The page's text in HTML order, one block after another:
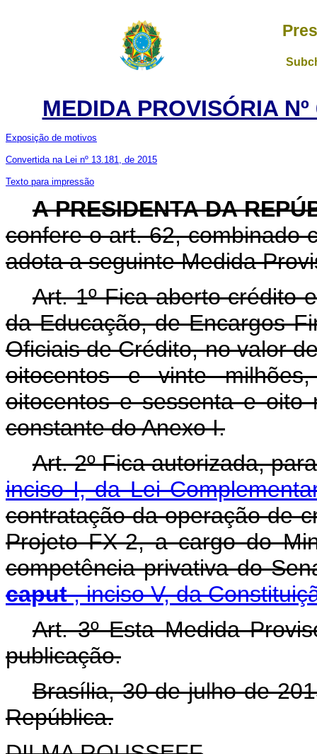
MEDIDA PROVISÓRIA
Exposição de motivos
Convertida na Lei nº 13.181, de 2015
Texto para impressão
APRESIDENTA DA
confere o art. 62, combinado
adota a seguinte Medida
Art. 1º Fica aberto crédito
da Educação, de Encargos
Oficiais de Crédito, no valor
oitocentos e vinte
oitocentos e sessenta e oito
constante do Anexo I.
Art. 2º Fica autorizada,
inciso I, da Lei
contratação da operação de
Projeto FX-2, a cargo do
competência privativa do
caput, inciso V, da
Art. 3º Esta Medida
publicação.
Brasília, 30 de julho de
República.